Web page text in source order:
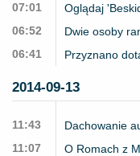
07:01
Oglądaj
06:52
Dwie osoby
06:41
Przyznano
2014-09-13
11:43
Dachowanie
11:07
O Romach z